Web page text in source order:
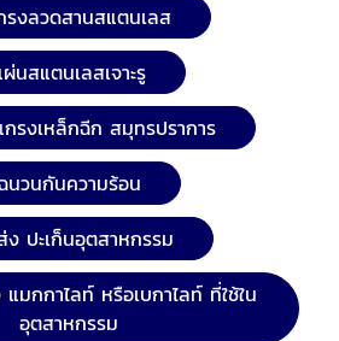
รงลวดสานสแตนเลส
นสแตนเลสเจาะรู
กรงเหล็กฉีก สมุทรปราการ
นวนกันความร้อน
ง ปะเก็นอุตสาหกรรม
มกกาไลท์ หรือเบกาไลท์ ที่ใช้ใน
อุตสาหกรรม